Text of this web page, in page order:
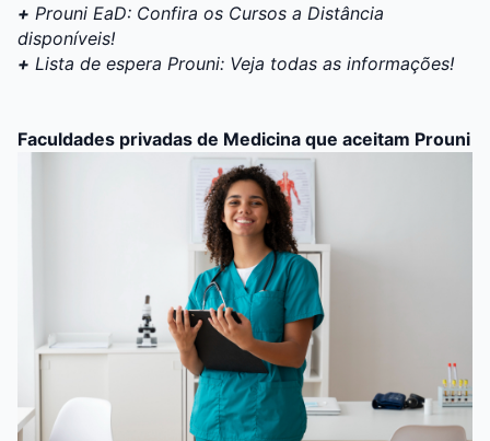
+ Prouni EaD: Confira os Cursos a Distância
disponíveis!
+ Lista de espera Prouni: Veja todas as informações!
Faculdades privadas de Medicina que aceitam Prouni